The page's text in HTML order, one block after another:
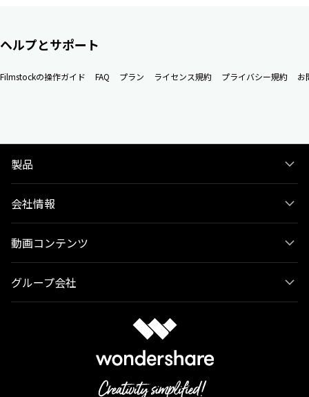
ヘルプとサポート
Filmstockの操作ガイド FAQ プラン ライセンス規約 プライバシー規約 お
製品
会社情報
動画コンテンツ
グループ会社